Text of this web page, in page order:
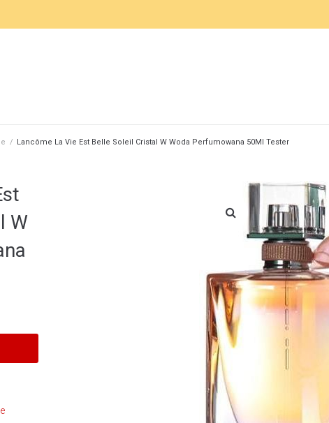
/ Lancôme La Vie Est Belle Soleil Cristal W Woda Perfumowana 50Ml Tester
W